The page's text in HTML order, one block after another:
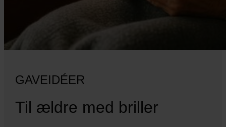
GAVEIDÉER
Til ældre med briller